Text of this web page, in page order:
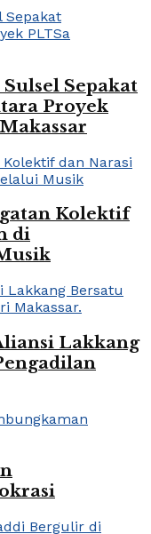
Sepakat
Proyek
Kolektif
di
Lakkang